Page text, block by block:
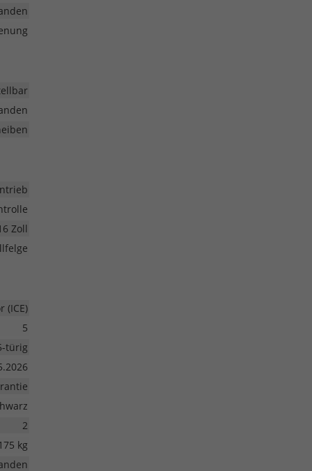
Zoll
(ICE)
5
türig
2
kg